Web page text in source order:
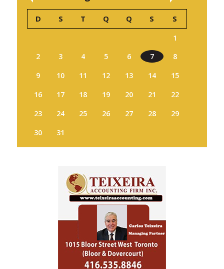
D S T Q Q S S
1
2
3 4 5 6 7
8
9
10 11 12 13 14
15
16
17 18 19 20 21
22
23
24 25 26 27 28
29
30
31